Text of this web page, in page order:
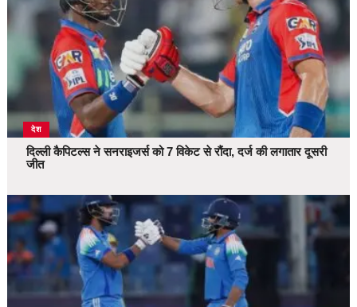
देश
दिल्ली कैपिटल्स ने सनराइजर्स को 7 विकेट से रौंदा, दर्ज की लगातार दूसरी
जीत